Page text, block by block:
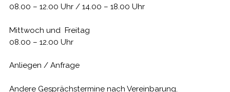
08.00 – 12.00 Uhr / 14.00 – 18.00 Uhr
Mittwoch und Freitag
08.00 – 12.00 Uhr
Anliegen / Anfrage
Andere Gesprächstermine nach Vereinbarung.